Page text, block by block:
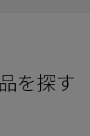
を探す